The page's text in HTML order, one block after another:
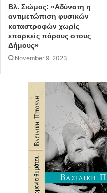
Μανώλης Μητσιάς
συναυλία
Βλ. Σιώμος: «Αδύνατη η
αντιμετώπιση φυσικών
καταστροφών χωρίς
επαρκείς πόρους στους
Δήμους»
November 9, 2023